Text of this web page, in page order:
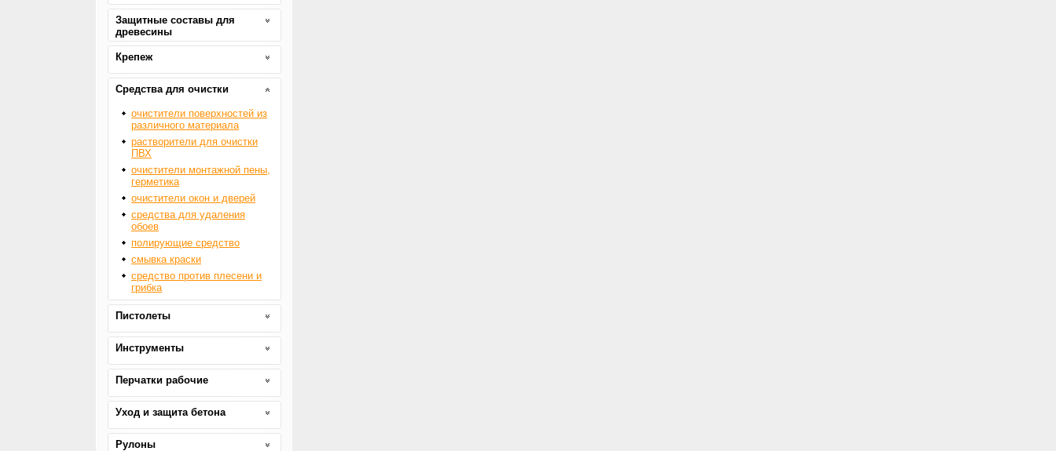
Защитные составы для
древесины
Крепеж
Средства для очистки
очистители поверхностей из
различного материала
растворители для очистки
ПВХ
очистители монтажной пены,
герметика
очистители окон и дверей
средства для удаления
обоев
полирующие средство
смывка краски
средство против плесени и
грибка
Пистолеты
Инструменты
Перчатки рабочие
Уход и защита бетона
Рулоны